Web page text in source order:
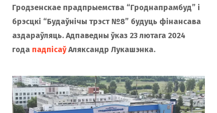
Гродзенскае прадпрыемства “Гроднапрамбуд” і
брэсцкі “Будаўнічы трэст №8” будуць фінансава
аздараўляць. Адпаведны ўказ 23 лютага 2024
года падпісаўАляксандр Лукашэнка.